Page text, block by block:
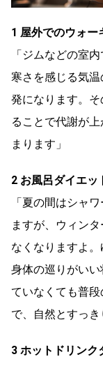
1 屋外でのウォー
「ジムなどの室
寒さを感じる気
発になります。
ることで代謝が
まります」
2 お風呂ダイエッ
「夏の間はシャ
ますが、ウィン
なくなりますよ
身体の巡りがい
ていなくても普
で、自然とすっき
3 ホットドリンク